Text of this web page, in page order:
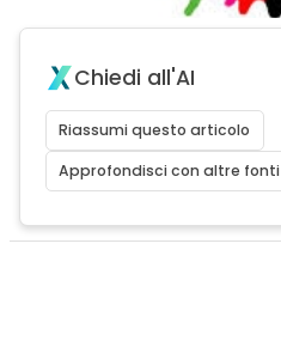
Chiedi all'AI
Riassumi questo articolo
Approfondisci con altre fonti